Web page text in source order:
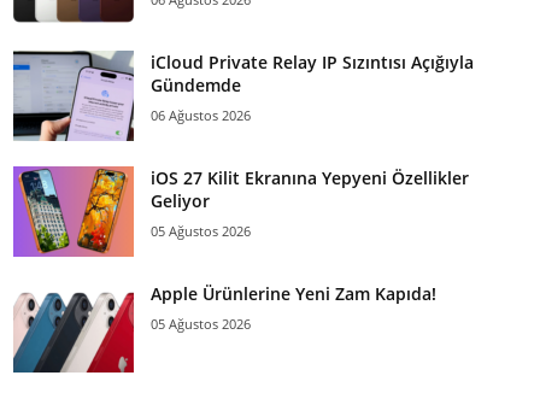
iCloud Private Relay IP Sızıntısı Açığıyla
Gündemde
06 Ağustos 2026
iOS 27 Kilit Ekranına Yepyeni Özellikler
Geliyor
05 Ağustos 2026
Apple Ürünlerine Yeni Zam Kapıda!
05 Ağustos 2026